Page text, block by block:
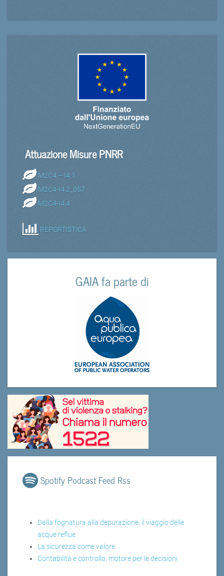
Attuazione Misure PNRR
M2C4 – I4.1
M2C4-I4.2_057
M2C4-I4.4
REPORTISTICA
GAIA fa parte di
Spotify Podcast Feed Rss
Dalla fognatura alla depurazione, il viaggio delle
acque reflue
La sicurezza come valore
Contabilità e controllo, motore per le decisioni